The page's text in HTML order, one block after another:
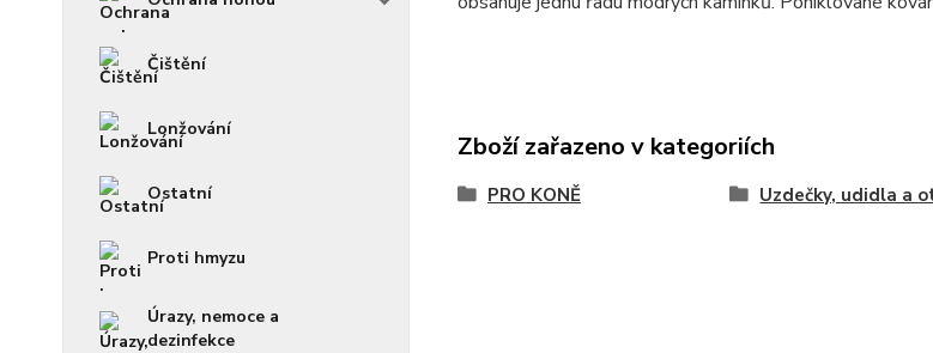
Čištění
Lonžování
Ostatní
Proti hmyzu
Úrazy, nemoce a
dezinfekce
Zboží zařazeno v kategoriích
PRO KONĚ Uzdečky, udidla a